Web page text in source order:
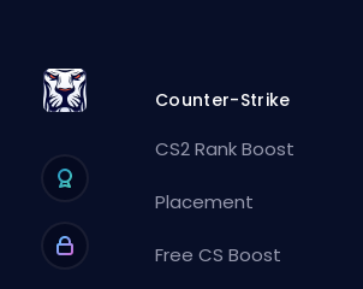
Counter-Strike
CS2 Rank Boost
Placement
Free CS Boost